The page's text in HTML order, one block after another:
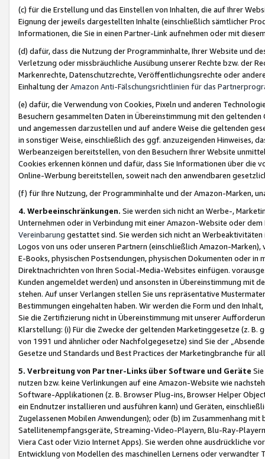
(c) für die Erstellung und das Einstellen von Inhalten, die auf Ihrer
Eignung der jeweils dargestellten Inhalte (einschließlich sämtlicher
Informationen, die Sie in einen Partner-Link aufnehmen oder mit
(d) dafür, dass die Nutzung der Programminhalte, Ihrer Website und
Verletzung oder missbräuchliche Ausübung unserer Rechte bzw. der
Markenrechte, Datenschutzrechte, Veröffentlichungsrechte oder
Einhaltung derAmazon Anti-Fälschungsrichtlinien für das
(e) dafür, die Verwendung von Cookies, Pixeln und anderen
Besuchern gesammelten Daten in Übereinstimmung mit den
und angemessen darzustellen und auf andere Weise die geltenden
in sonstiger Weise, einschließlich des ggf. anzuzeigenden Hinweises,
Werbeanzeigen bereitstellen, von den Besuchern Ihrer Website
Cookies erkennen können und dafür, dass Sie Informationen über die
Online-Werbung bereitstellen, soweit nach den anwendbaren
(f) für Ihre Nutzung, der Programminhalte und der Amazon-Marken,
4. Werbeeinschränkungen. Sie werden sich nicht an Werbe-,
Unternehmen oder in Verbindung mit einer Amazon-Website oder
Vereinbarung gestattet sind. Sie werden sich nicht an
Logos von uns oder unseren Partnern (einschließlich Amazon-
E-Books, physischen Postsendungen, physischen Dokumenten oder in
Direktnachrichten von Ihren Social-Media-Websites einfügen.
Kunden angemeldet werden) und ansonsten in Übereinstimmung mit
stehen. Auf unser Verlangen stellen Sie uns repräsentative
Bestimmungen eingehalten haben. Wir werden die Form und den
Sie die Zertifizierung nicht in Übereinstimmung mit unserer
Klarstellung: (i) Für die Zwecke der geltenden Marketinggesetze (z. B.
von 1991 und ähnlicher oder Nachfolgegesetze) sind Sie der
Gesetze und Standards und Best Practices der Marketingbranche für
5. Verbreitung von Partner-Links über Software und Geräte
nutzen bzw. keine Verlinkungen auf eine Amazon-Website wie
Software-Applikationen (z. B. Browser Plug-ins, Browser Helper
ein Endnutzer installieren und ausführen kann) und Geräten,
Zugelassenen Mobilen Anwendungen); oder (b) im Zusammenhang
Satellitenempfangsgeräte, Streaming-Video-Playern, Blu-Ray-
Viera Cast oder Vizio Internet Apps). Sie werden ohne ausdrückliche
Entwicklung von Modellen des maschinellen Lernens oder